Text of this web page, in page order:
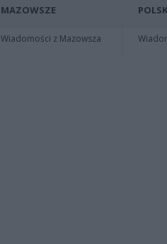
MAZOWSZE
Wiadomości z Mazowsza